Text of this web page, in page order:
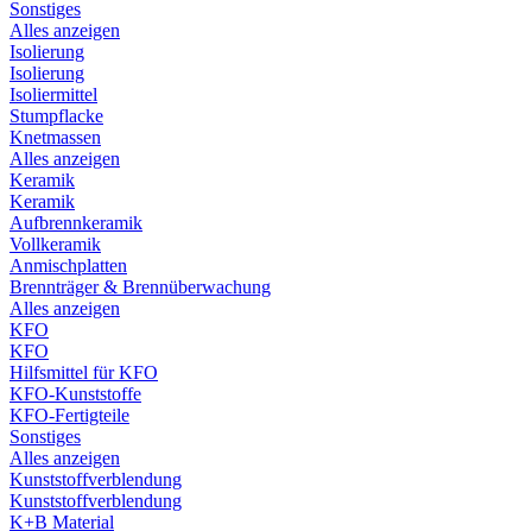
Sonstiges
Alles anzeigen
Isolierung
Isolierung
Isoliermittel
Stumpflacke
Knetmassen
Alles anzeigen
Keramik
Keramik
Aufbrennkeramik
Vollkeramik
Anmischplatten
Brennträger & Brennüberwachung
Alles anzeigen
KFO
KFO
Hilfsmittel für KFO
KFO-Kunststoffe
KFO-Fertigteile
Sonstiges
Alles anzeigen
Kunststoffverblendung
Kunststoffverblendung
K+B Material